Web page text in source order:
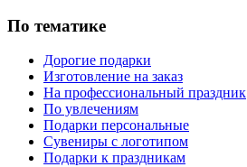
По тематике
Дорогие подарки
Изготовление на заказ
На профессиональный праздник
По увлечениям
Подарки персональные
Сувениры с логотипом
Подарки к праздникам